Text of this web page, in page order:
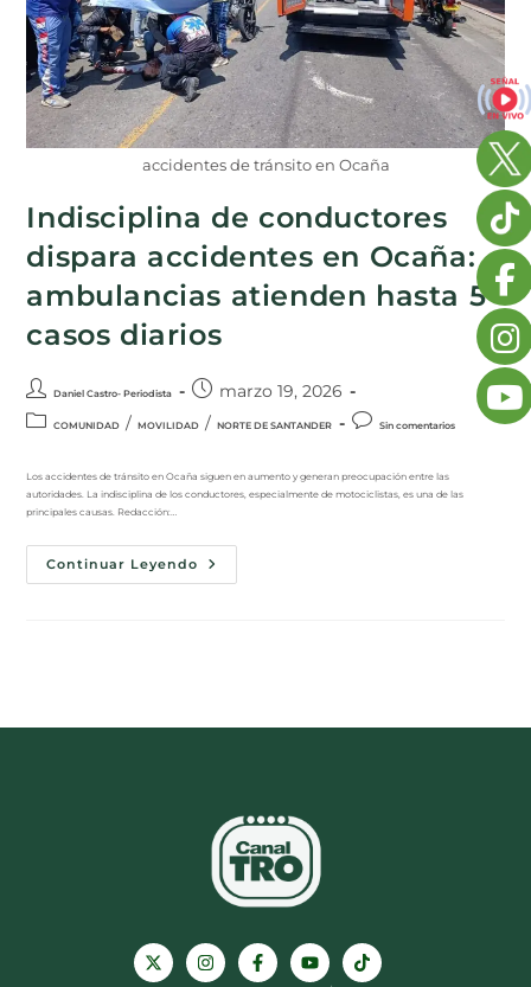
accidentes de tránsito en Ocaña
Indisciplina de conductores
dispara accidentes en Ocaña:
ambulancias atienden hasta 5
casos diarios
Daniel Castro- Periodista marzo 19, 2026
COMUNIDAD / MOVILIDAD / NORTE DE SANTANDER Sin comentarios
Los accidentes de tránsito en Ocaña siguen en aumento y generan preocupación entre las
autoridades. La indisciplina de los conductores, especialmente de motociclistas, es una de las
principales causas. Redacción:…
Continuar Leyendo